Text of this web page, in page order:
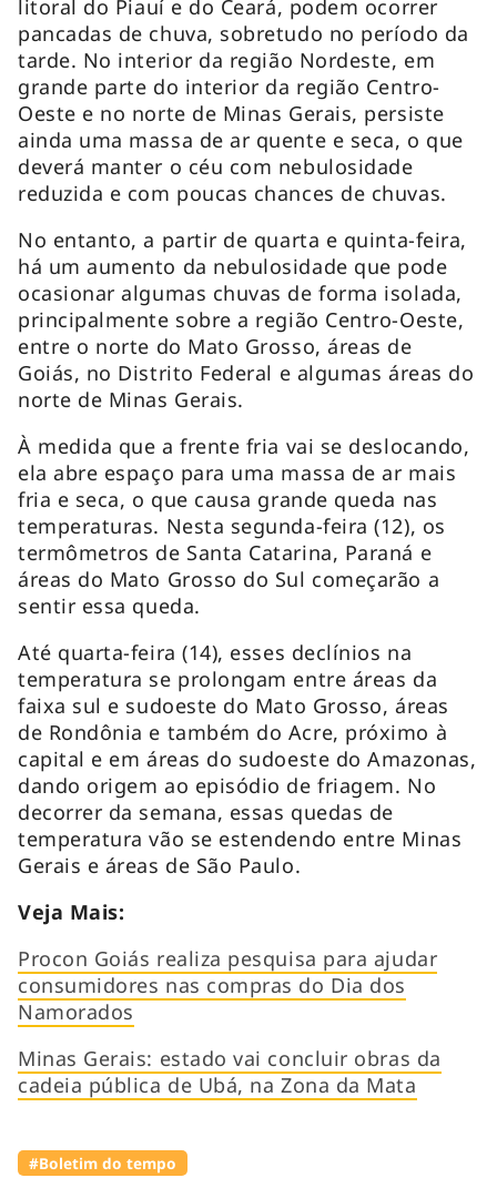
litoral do Piauí e do Ceará, podem ocorrer
pancadas de chuva, sobretudo no período da
tarde. No interior da região Nordeste, em
grande parte do interior da região Centro-
Oeste e no norte de Minas Gerais, persiste
ainda uma massa de ar quente e seca, o que
deverá manter o céu com nebulosidade
reduzida e com poucas chances de chuvas.
No entanto, a partir de quarta e quinta-feira,
há um aumento da nebulosidade que pode
ocasionar algumas chuvas de forma isolada,
principalmente sobre a região Centro-Oeste,
entre o norte do Mato Grosso, áreas de
Goiás, no Distrito Federal e algumas áreas do
norte de Minas Gerais.
À medida que a frente fria vai se deslocando,
ela abre espaço para uma massa de ar mais
fria e seca, o que causa grande queda nas
temperaturas. Nesta segunda-feira (12), os
termômetros de Santa Catarina, Paraná e
áreas do Mato Grosso do Sul começarão a
sentir essa queda.
Até quarta-feira (14), esses declínios na
temperatura se prolongam entre áreas da
faixa sul e sudoeste do Mato Grosso, áreas
de Rondônia e também do Acre, próximo à
capital e em áreas do sudoeste do Amazonas,
dando origem ao episódio de friagem. No
decorrer da semana, essas quedas de
temperatura vão se estendendo entre Minas
Gerais e áreas de São Paulo.
Veja Mais:
Procon Goiás realiza pesquisa para ajudar
consumidores nas compras do Dia dos
Namorados
Minas Gerais: estado vai concluir obras da
cadeia pública de Ubá, na Zona da Mata
#Boletim do tempo